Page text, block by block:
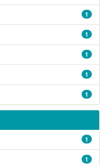
1
1
1
1
1
1
1